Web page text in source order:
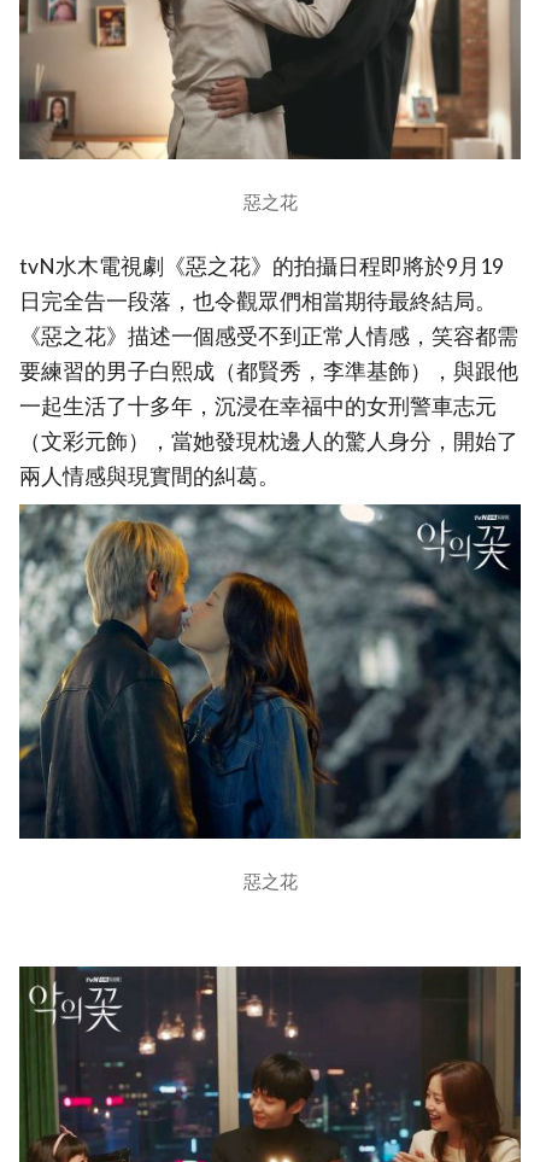
惡之花
tvN水木電視劇《惡之花》的拍攝日程即將於9月19
日完全告一段落，也令觀眾們相當期待最終結局。
《惡之花》描述一個感受不到正常人情感，笑容都需
要練習的男子白熙成（都賢秀，李準基飾），與跟他
一起生活了十多年，沉浸在幸福中的女刑警車志元
（文彩元飾），當她發現枕邊人的驚人身分，開始了
兩人情感與現實間的糾葛。
惡之花